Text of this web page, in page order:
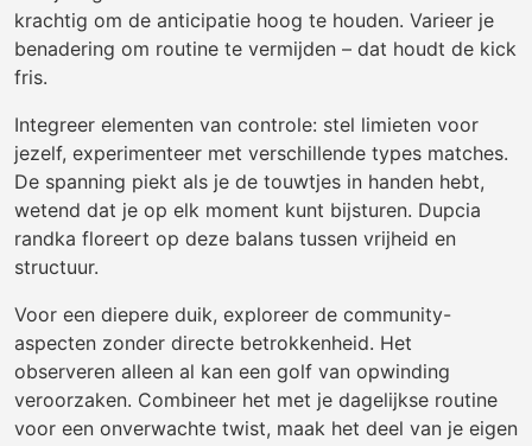
krachtig om de anticipatie hoog te houden. Varieer je
benadering om routine te vermijden – dat houdt de kick
fris.
Integreer elementen van controle: stel limieten voor
jezelf, experimenteer met verschillende types matches.
De spanning piekt als je de touwtjes in handen hebt,
wetend dat je op elk moment kunt bijsturen. Dupcia
randka floreert op deze balans tussen vrijheid en
structuur.
Voor een diepere duik, exploreer de community-
aspecten zonder directe betrokkenheid. Het
observeren alleen al kan een golf van opwinding
veroorzaken. Combineer het met je dagelijkse routine
voor een onverwachte twist, maak het deel van je eigen